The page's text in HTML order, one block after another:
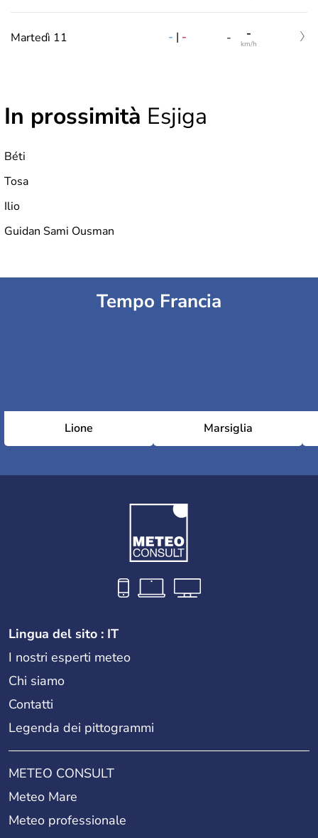
Martedì 11 - | - - -
km/h
In prossimità Esjiga
Béti
Tosa
Ilio
Guidan Sami Ousman
Tempo Francia
Lione Marsiglia
Lingua del sito : IT
I nostri esperti meteo
Chi siamo
Contatti
Legenda dei pittogrammi
METEO CONSULT
Meteo Mare
Meteo professionale